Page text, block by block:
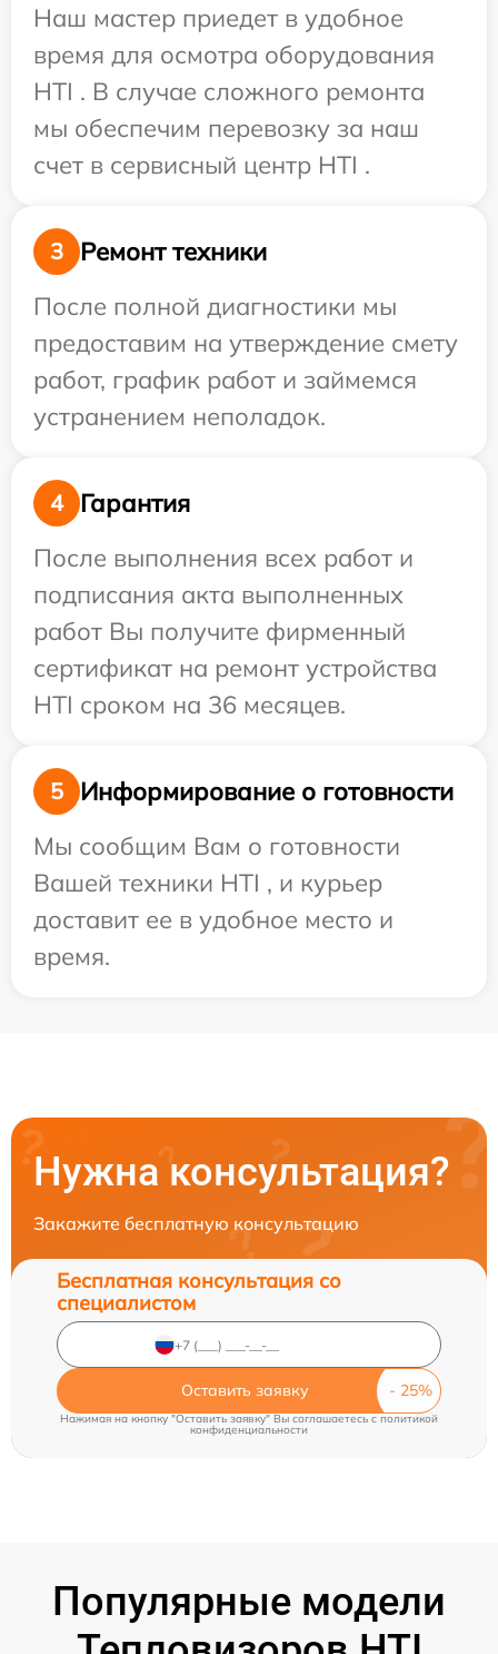
Наш мастер приедет в удобное
время для осмотра оборудования
HTI . В случае сложного ремонта
мы обеспечим перевозку за наш
счет в сервисный центр HTI .
3
Ремонт техники
После полной диагностики мы
предоставим на утверждение смету
работ, график работ и займемся
устранением неполадок.
4
Гарантия
После выполнения всех работ и
подписания акта выполненных
работ Вы получите фирменный
сертификат на ремонт устройства
HTI сроком на 36 месяцев.
5
Информирование о готовности
Мы сообщим Вам о готовности
Вашей техники HTI , и курьер
доставит ее в удобное место и
время.
Нужна консультация?
Закажите бесплатную консультацию
Бесплатная консультация со
специалистом
Оставить заявку
Нажимая на кнопку "Оставить заявку" Вы соглашаетесь cполитикой
конфиденциальности
Популярные модели